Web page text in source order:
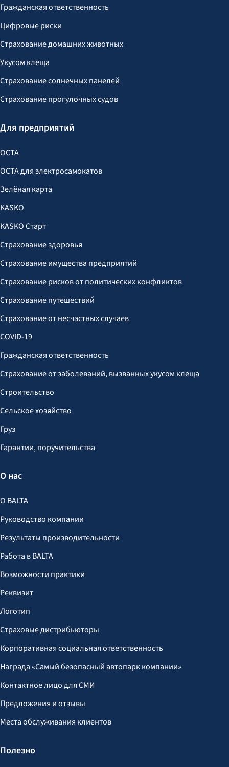
Гражданская ответственность
Цифровые риски
Страхование домашних животных
Укусом клеща
Страхование солнечных панелей
Страхование прогулочных судов
Для предприятий
OCTA
OCTA для электросамокатов
Зелёная карта
KASKO
KASKO Старт
Страхование здоровья
Страхование имущества предприятий
Страхование рисков от политических конфликтов
Страхование путешествий
Страхование от несчастных случаев
COVID-19
Гражданская ответственность
Страхование от заболеваний, вызванных укусом клеща
Строительство
Сельское хозяйство
Груз
Гарантии, поручительства
О нас
О BALTA
Руководство компании
Результаты производительности
Работа в BALTA
Возможности практики
Реквизит
Логотип
Страховые дистрибьюторы
Корпоративная социальная ответственность
Награда «Самый безопасный автопарк компании»
Контактное лицо для СМИ
Предложения и отзывы
Места обслуживания клиентов
Полезно